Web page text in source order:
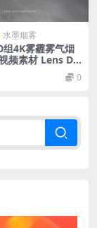
水墨烟雾
4K雾霾雾气烟
频素材 Lens Dis
0